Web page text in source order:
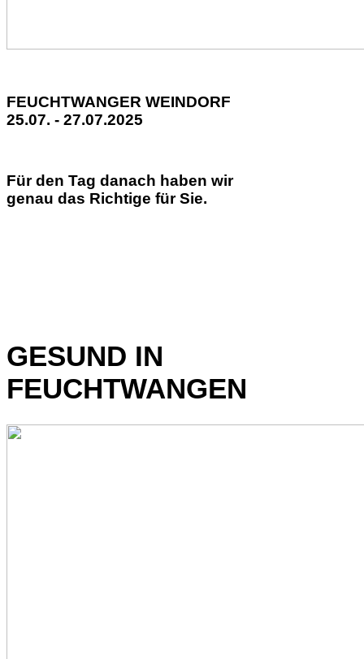
FEUCHTWANGER WEINDORF
25.07. - 27.07.2025
Für den Tag danach haben wir
genau das Richtige für Sie.
GESUND IN
FEUCHTWANGEN